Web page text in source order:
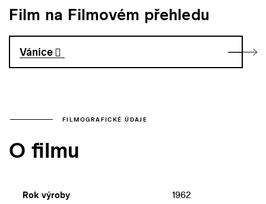
Film na Filmovém přehledu
Vánice
FILMOGRAFICKÉ ÚDAJE
O filmu
Rok výroby 1962